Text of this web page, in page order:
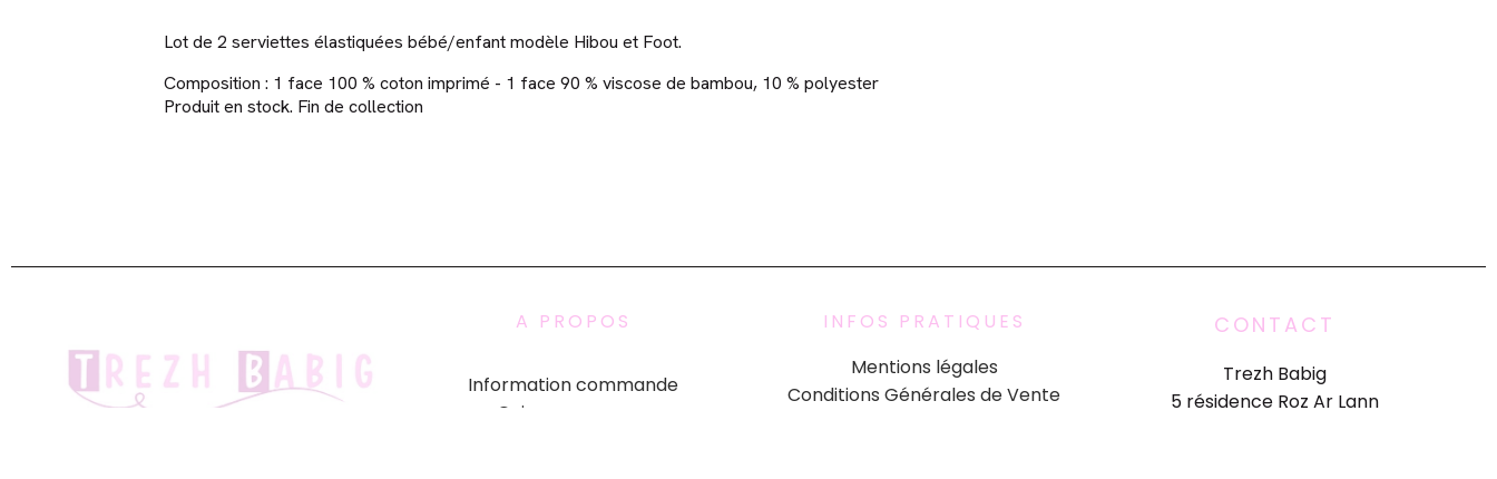
Lot de 2 serviettes élastiquées bébé/enfant modèle Hibou et Foot.
Composition : 1 face 100 % coton imprimé - 1 face 90 % viscose de bambou, 10 % polyester
Produit en stock. Fin de collection
A PROPOS
Information commande
Qui sommes nous
INFOS PRATIQUES
Mentions légales
Conditions Générales de Vente
CONTACT
Trezh Babig
5 résidence Roz Ar Lann